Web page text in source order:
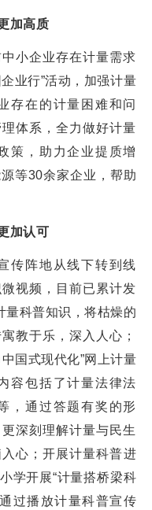
加高质
小企业存在计量需求
业行”活动，加强计量
存在的计量困难和问
体系，全力做好计量
策，助力企业提质增
等30余家企业，帮助
加认可
阵地从线下转到线
视频，目前已累计发
量科普知识，将枯燥的
教于乐，深入人心；
国式现代化”网上计量
容包括了计量法律法
，通过答题有奖的形
深刻理解计量与民生
心；开展计量科普进
学开展“计量搭桥梁科
过播放计量科普宣传